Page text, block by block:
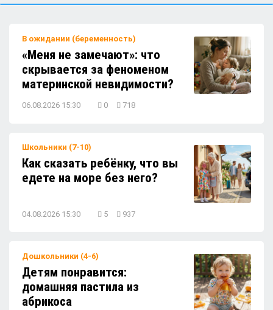
Какие игрушки лучше не брать с собой на
детскую площадку?
Как гулять с ребёнком в жару и не
переживать?
В ожидании (беременность)
«Меня не замечают»: что
скрывается за феноменом
материнской невидимости?
06.08.2026 15:30 0 718
Школьники (7-10)
Как сказать ребёнку, что вы
едете на море без него?
04.08.2026 15:30 5 937
Дошкольники (4-6)
Детям понравится:
домашняя пастила из
абрикоса